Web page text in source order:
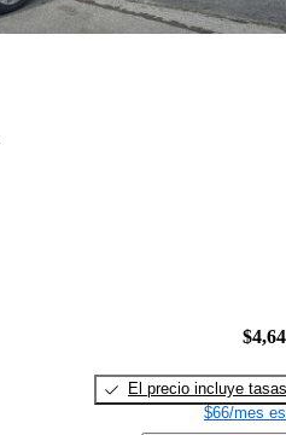
El precio incluye tasas
$66/mes